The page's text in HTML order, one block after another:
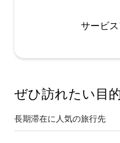
サービ
ぜひ訪⁠れ⁠た⁠い目⁠
長期滞在に人気の旅行先